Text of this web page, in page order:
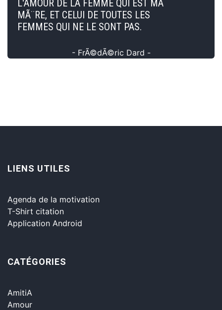
L'AMOUR DE LA FEMME QUI EST MA
MÃ¨RE, ET CELUI DE TOUTES LES
FEMMES QUI NE LE SONT PAS.
- FrÃ©dÃ©ric Dard -
LIENS UTILES
Agenda de la motivation
T-Shirt citation
Application Android
CATÉGORIES
AmitiA
Amour